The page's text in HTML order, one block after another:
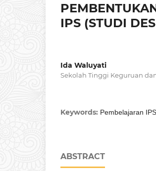
IPS (STUDI
Ida Waluyati
Sekolah Tinggi Keguruan
Keywords: Pembelajaran
ABSTRACT